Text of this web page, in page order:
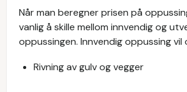
Når man beregner prisen på
vanlig å skille mellom innvendig og
oppussingen. Innvendig oppussing
Rivning av gulv og vegger